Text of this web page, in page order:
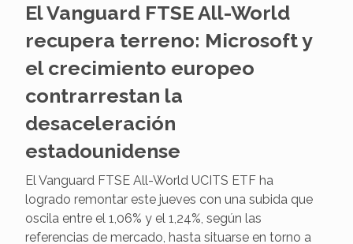
El Vanguard FTSE All-World
recupera terreno: Microsoft y
el crecimiento europeo
contrarrestan la
desaceleración
estadounidense
El Vanguard FTSE All-World UCITS ETF ha
logrado remontar este jueves con una subida que
oscila entre el 1,06% y el 1,24%, según las
referencias de mercado, hasta situarse en torno a